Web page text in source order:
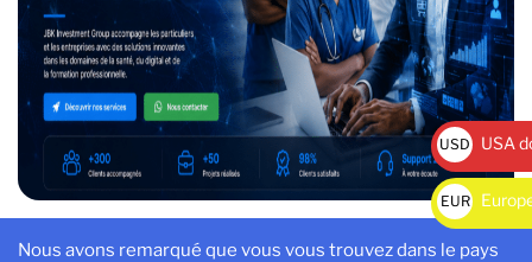
USD
$
USA
EUR
€
Nous avons remarqué que vous vous trouvez dans le pays